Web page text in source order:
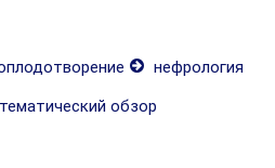
нефрология
обзор